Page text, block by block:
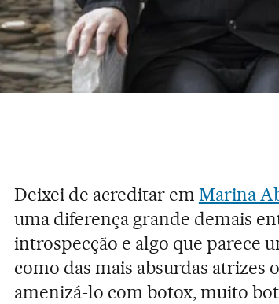
Deixei de acreditar em Marina
uma diferença grande demais
introspecção e algo que parece
como das mais absurdas atrizes
amenizá-lo com botox, muito